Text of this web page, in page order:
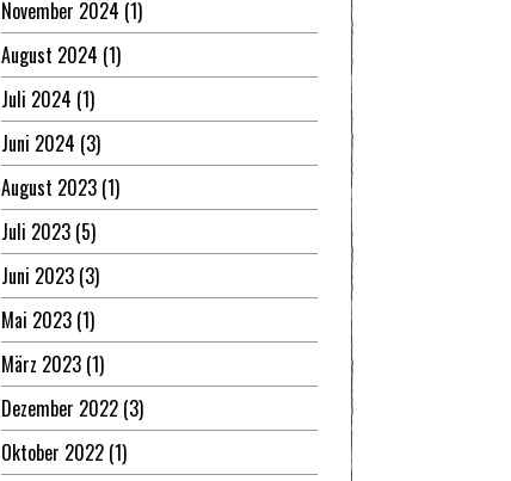
November 2024 (1)
August 2024 (1)
Juli 2024 (1)
Juni 2024 (3)
August 2023 (1)
Juli 2023 (5)
Juni 2023 (3)
Mai 2023 (1)
März 2023 (1)
Dezember 2022 (3)
Oktober 2022 (1)